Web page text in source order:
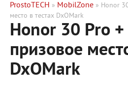
ProstoTECH » MobilZone » Honor
место в тестах DxOMark
Honor 30 Pro +
призовое
DxOMark